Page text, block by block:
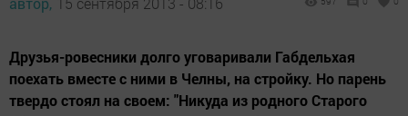
Друзья-ровесники долго уговаривали Габдельхая
поехать вместе с ними в Челны, на стройку. Но парень
твердо стоял на своем: "Никуда из родного Старого